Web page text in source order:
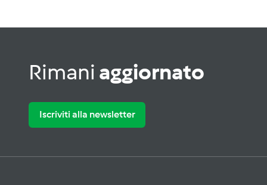
Rimani aggiornato
Iscriviti alla newsletter